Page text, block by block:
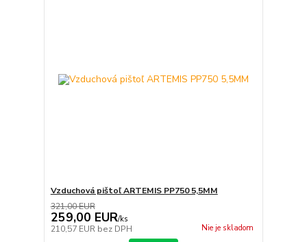
Vzduchová pištoľ ARTEMIS PP750 5,5MM
321,00 EUR
259,00 EUR/ks
210,57 EUR bez DPH Nie je skladom